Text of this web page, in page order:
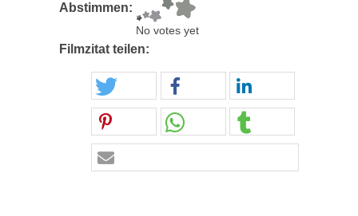
Abstimmen:
No votes yet
Filmzitat teilen: